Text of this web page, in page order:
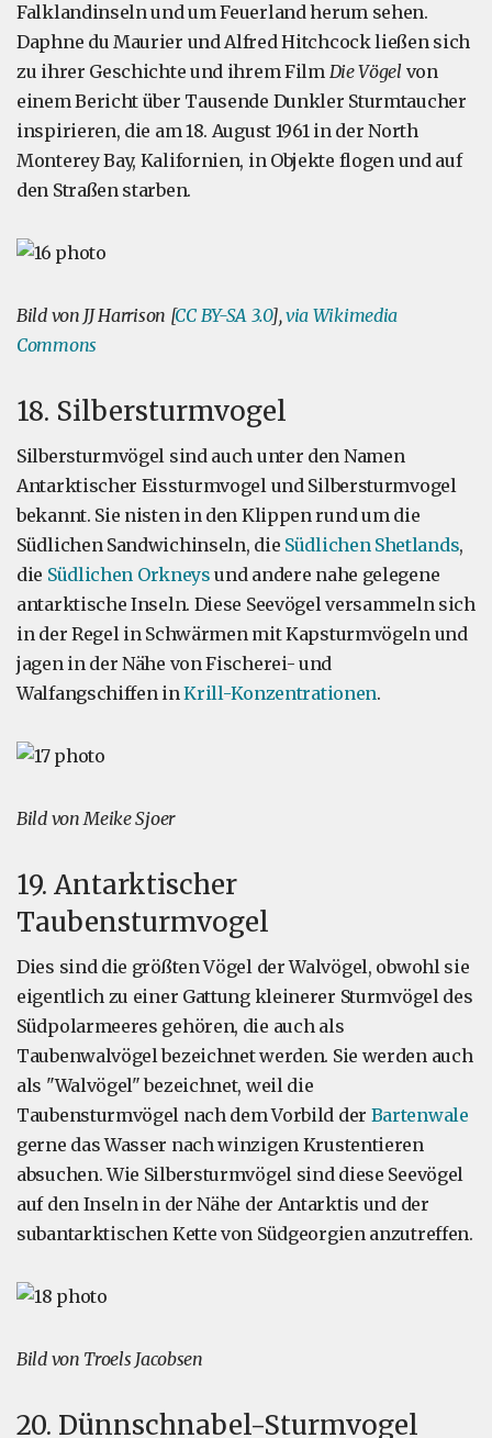
Falklandinseln und um Feuerland herum sehen.
Daphne du Maurier und Alfred Hitchcock ließen sich
zu ihrer Geschichte und ihrem Film Die Vögel von
einem Bericht über Tausende Dunkler Sturmtaucher
inspirieren, die am 18. August 1961 in der North
Monterey Bay, Kalifornien, in Objekte flogen und auf
den Straßen starben.
Bild von JJ Harrison [CC BY-SA 3.0],via Wikimedia
Commons
18. Silbersturmvogel
Silbersturmvögel sind auch unter den Namen
Antarktischer Eissturmvogel und Silbersturmvogel
bekannt. Sie nisten in den Klippen rund um die
Südlichen Sandwichinseln, die Südlichen Shetlands,
die Südlichen Orkneys und andere nahe gelegene
antarktische Inseln. Diese Seevögel versammeln sich
in der Regel in Schwärmen mit Kapsturmvögeln und
jagen in der Nähe von Fischerei- und
Walfangschiffen inKrill-Konzentrationen.
Bild von Meike Sjoer
19. Antarktischer
Taubensturmvogel
Dies sind die größten Vögel der Walvögel, obwohl sie
eigentlich zu einer Gattung kleinerer Sturmvögel des
Südpolarmeeres gehören, die auch als
Taubenwalvögel bezeichnet werden. Sie werden auch
als "Walvögel" bezeichnet, weil die
Taubensturmvögel nach dem Vorbild der Bartenwale
gerne das Wasser nach winzigen Krustentieren
absuchen. Wie Silbersturmvögel sind diese Seevögel
auf den Inseln in der Nähe der Antarktis und der
subantarktischen Kette von Südgeorgien anzutreffen.
Bild von Troels Jacobsen
20. Dünnschnabel-Sturmvogel